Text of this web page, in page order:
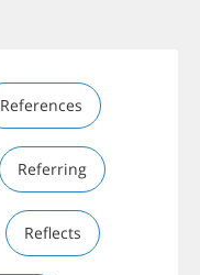
References
Referring
Reflects